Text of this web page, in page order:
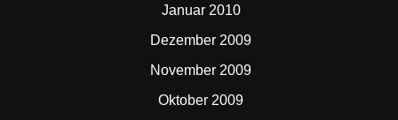
Januar 2010
Dezember 2009
November 2009
Oktober 2009